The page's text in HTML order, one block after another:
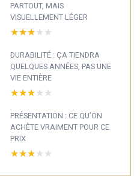
PARTOUT, MAIS
VISUELLEMENT LÉGER
★★★★★
★★★★★
DURABILITÉ : ÇA TIENDRA
QUELQUES ANNÉES, PAS UNE
VIE ENTIÈRE
★★★★★
★★★★★
PRÉSENTATION : CE QU’ON
ACHÈTE VRAIMENT POUR CE
PRIX
★★★★★
★★★★★